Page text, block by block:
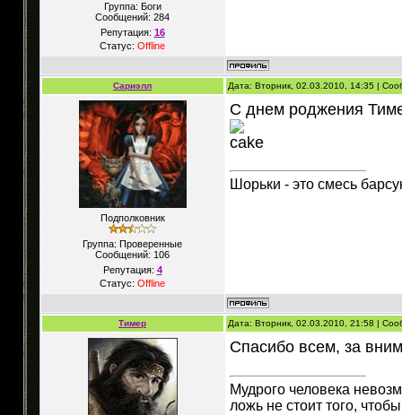
Группа: Боги
Сообщений: 284
Репутация: 16
Статус: Offline
Сариэлл Дата: Вторник, 02.03.2010, 14:35 |
Подполковник
Группа: Проверенные
Сообщений: 106
Репутация: 4
Статус: Offline
С днем роджения
Шорьки - это смесь
Тимер Дата: Вторник, 02.03.2010, 21:58 |
Спасибо всем, за
Мудрого человека
ложь не стоит того,